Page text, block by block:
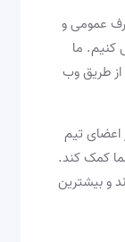
عمومی و
کنیم. ما
از طریق وب
اعضای تیم
کمک کند.
عرضه می شوند و بیشترین